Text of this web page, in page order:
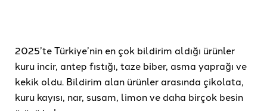
2025’te Türkiye’nin en çok bildirim aldığı ürünler
kuru incir, antep fıstığı, taze biber, asma yaprağı ve
kekik oldu. Bildirim alan ürünler arasında çikolata,
kuru kayısı, nar, susam, limon ve daha birçok besin